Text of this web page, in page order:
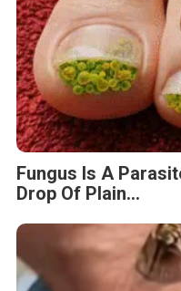
Fungus Is A
Drop Of Plain...